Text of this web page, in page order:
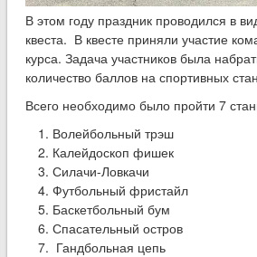
В этом году праздник проводился в
квеста. В квесте приняли участие
курса. Задача участников была
количество баллов на спортивных
Всего необходимо было пройти 7
Волейбольный трэш
Калейдоскоп фишек
Силачи-Ловкачи
Футбольный фристайл
Баскетбольный бум
Спасательный остров
Гандбольная цепь